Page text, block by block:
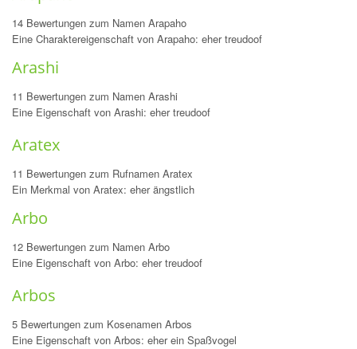
14 Bewertungen zum Namen Arapaho
Eine Charaktereigenschaft von Arapaho: eher treudoof
Arashi
11 Bewertungen zum Namen Arashi
Eine Eigenschaft von Arashi: eher treudoof
Aratex
11 Bewertungen zum Rufnamen Aratex
Ein Merkmal von Aratex: eher ängstlich
Arbo
12 Bewertungen zum Namen Arbo
Eine Eigenschaft von Arbo: eher treudoof
Arbos
5 Bewertungen zum Kosenamen Arbos
Eine Eigenschaft von Arbos: eher ein Spaßvogel